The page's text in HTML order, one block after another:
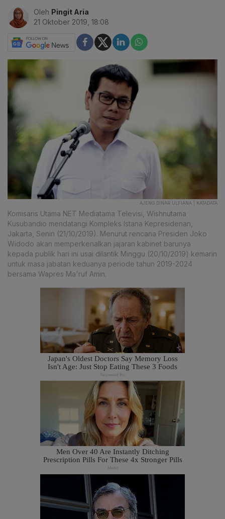
Oleh Pingit Aria
21 Oktober 2019, 18:08
AJENG DINAR ULFIANA | KATADATA
Komisaris Utama NET Mediatama Televisi, Wishnutama
Kusubandio mendatangi Kompleks Istana Kepresidenan,
Jakarta, Senin (21/10/2019). Menurut rencana Presiden Joko
Widodo akan memperkenalkan jajaran kabinet barunya
kepada publik hari ini usai dilantik Minggu (20/10/2019) kemarin
untuk masa jabatan keduanya periode tahun 2019-2024
bersama Wapres Ma'ruf Amin.